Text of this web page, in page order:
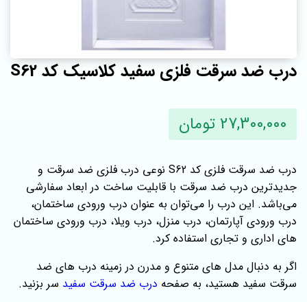
درب ضد سرقت فلزی سفید کلاسیک کد S62
27,300,000 تومان
درب ضد سرقت فلزی کد S62 نوعی درب فلزی ضد سرقت و
جدیدترین درب ضد سرقت با قابلیت ساخت در ابعاد سفارشی
می‌باشد. این درب را می‌توان به عنوان درب ورودی ساختمان،
درب ورودی آپارتمان، درب منزل، درب ویلا، درب ورودی ساختمان
های اداری و تجاری استفاده کرد.
اگر به دنبال مدل‌ های متنوع و مدرن در زمینه درب‌ های ضد
سرقت سفید هستید، به صفحه درب ضد سرقت سفید سر بزنید.